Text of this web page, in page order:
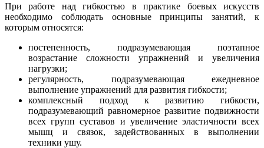
При работе над гибкостью в практике боевых искусств
необходимо соблюдать основные принципы занятий, к
которым относятся:
постепенность, подразумевающая поэтапное
возрастание сложности упражнений и увеличения
нагрузки;
регулярность, подразумевающая ежедневное
выполнение упражнений для развития гибкости;
комплексный подход к развитию гибкости,
подразумевающий равномерное развитие подвижности
всех групп суставов и увеличение эластичности всех
мышц и связок, задействованных в выполнении
техники ушу.